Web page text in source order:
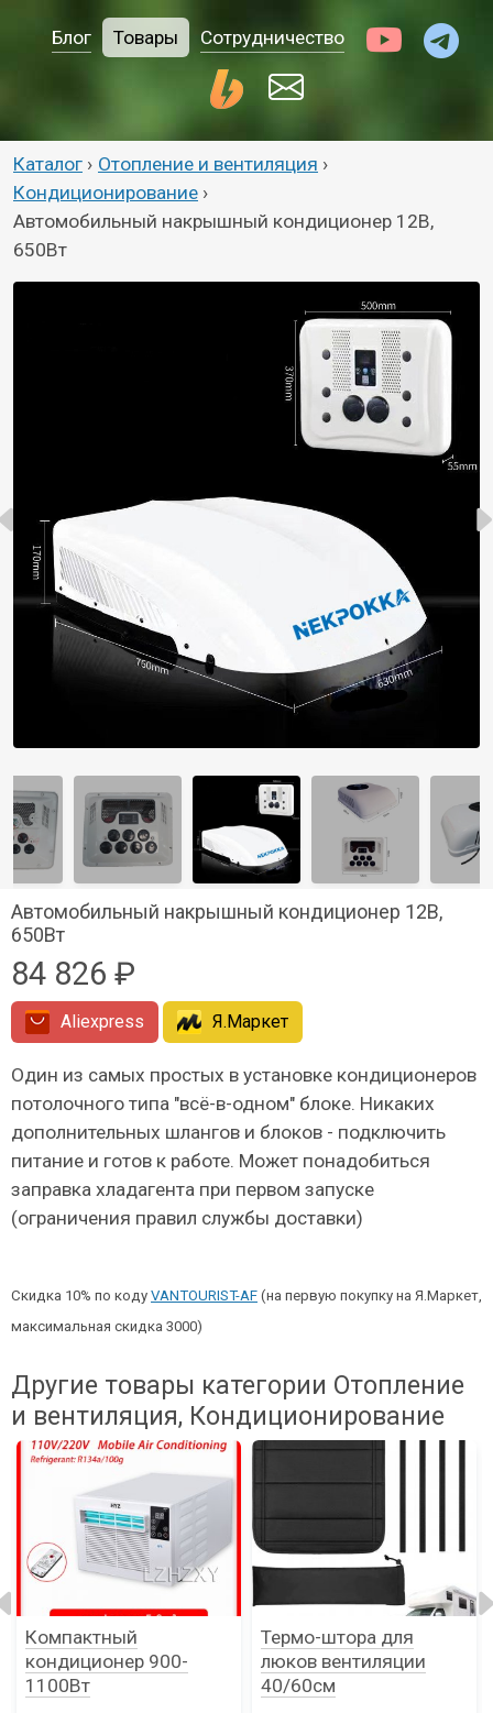
Блог Товары Сотрудничество
Каталог › Отопление и вентиляция ›
Кондиционирование ›
Автомобильный накрышный кондиционер 12В,
650Вт
Автомобильный накрышный кондиционер 12В,
650Вт
84 826 ₽
Aliexpress Я.Маркет
Один из самых простых в установке кондиционеров
потолочного типа "всё-в-одном" блоке. Никаких
дополнительных шлангов и блоков - подключить
питание и готов к работе. Может понадобиться
заправка хладагента при первом запуске
(ограничения правил службы доставки)
Скидка 10% по коду VANTOURIST-AF (на первую покупку на Я.Маркет,
максимальная скидка 3000)
Другие товары категории Отопление
и вентиляция, Кондиционирование
Компактный
кондиционер 900-
1100Вт
Термо-штора для
люков вентиляции
40/60см